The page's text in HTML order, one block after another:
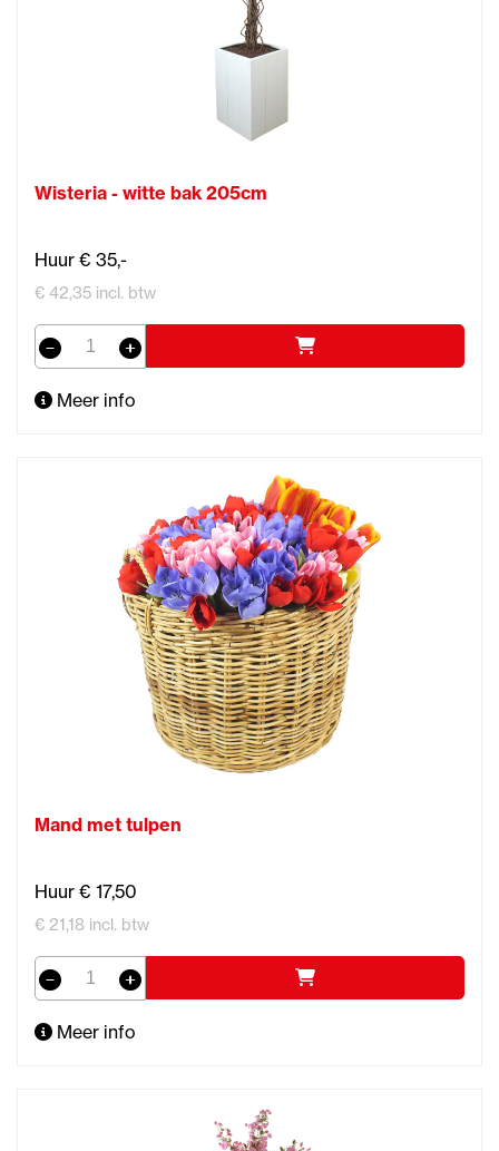
Wisteria - witte bak 205cm
Huur € 35,-
€ 42,35 incl. btw
Meer info
Mand met tulpen
Huur € 17,50
€ 21,18 incl. btw
Meer info